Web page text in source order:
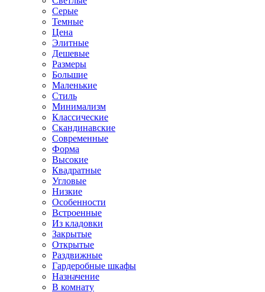
Серые
Темные
Цена
Элитные
Дешевые
Размеры
Большие
Маленькие
Стиль
Минимализм
Классические
Скандинавские
Современные
Форма
Высокие
Квадратные
Угловые
Низкие
Особенности
Встроенные
Из кладовки
Закрытые
Открытые
Раздвижные
Гардеробные шкафы
Назначение
В комнату